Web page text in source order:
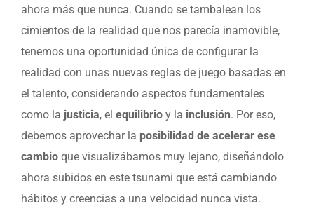
ahora más que nunca. Cuando se tambalean los
cimientos de la realidad que nos parecía inamovible,
tenemos una oportunidad única de configurar la
realidad con unas nuevas reglas de juego basadas en
el talento, considerando aspectos fundamentales
como la justicia, el equilibrio y la inclusión. Por eso,
debemos aprovechar la posibilidad de acelerar ese
cambio que visualizábamos muy lejano, diseñándolo
ahora subidos en este tsunami que está cambiando
hábitos y creencias a una velocidad nunca vista.